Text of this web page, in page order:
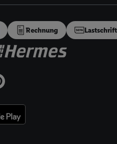
Rechnung Lastschrift
oder über „Anpassen“/„Nutzung
von Utiq.
zulassen. Durch einen Klick
Zwecken unter Einbindung sämtlicher
Partner zulassen; das gilt auch für
Fehlerbehebung, Bereitstellung und